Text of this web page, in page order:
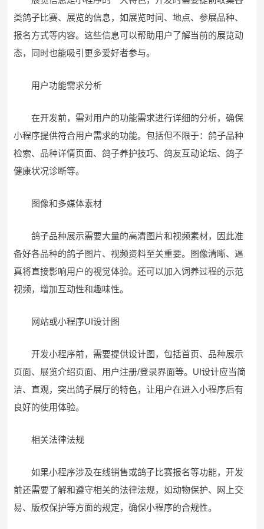
类鸽子比赛、展览的信息，如展览时间、地点、参展品种、
报名方式等内容。这些信息可以帮助用户了解当前的展览动
态，同时也能吸引更多爱好者参与。
用户功能需求分析
在开发前，需对用户的功能需求进行详细的分析，确保
小程序提供符合用户需求的功能。包括但不限于：鸽子品种
检索、品种详情页面、鸽子养护技巧、鸽友互动论坛、鸽子
健康状况诊断等。
图像和多媒体素材
鸽子品种展示需要大量的高清图片和视频素材，因此准
备好各品种的鸽子图片、视频资料至关重要。图像清晰、逼
真将直接影响用户的视觉体验。还可以加入饲养过程的示范
视频，增加互动性和趣味性。
网站或小程序UI设计图
开发小程序前，需要提供设计图，包括首页、品种展示
页面、展览介绍页面、用户注册/登录界面等。UI设计应当简
洁、直观，突出鸽子展厅的特色，让用户在进入小程序后有
良好的使用体验。
相关法律法规
如果小程序涉及在线销售或鸽子比赛报名等功能，开发
前还需要了解和遵守相关的法律法规，如动物保护、网上交
易、版权保护等方面的规定，确保小程序的合规性。